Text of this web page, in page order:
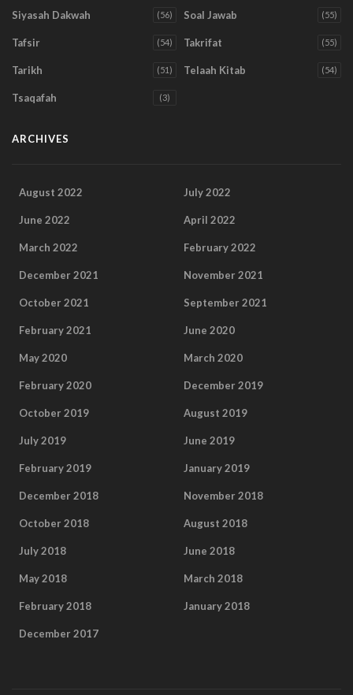
Siyasah Dakwah (56) Soal Jawab (55)
Tafsir (54) Takrifat (55)
Tarikh (51) Telaah Kitab (54)
Tsaqafah (3)
ARCHIVES
August 2022 July 2022
June 2022 April 2022
March 2022 February 2022
December 2021 November 2021
October 2021 September 2021
February 2021 June 2020
May 2020 March 2020
February 2020 December 2019
October 2019 August 2019
July 2019 June 2019
February 2019 January 2019
December 2018 November 2018
October 2018 August 2018
July 2018 June 2018
May 2018 March 2018
February 2018 January 2018
December 2017